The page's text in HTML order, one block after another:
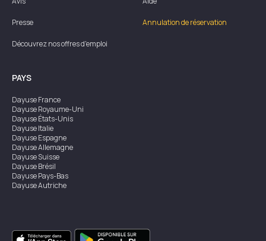
Presse
Découvrez nos offres d'emploi
Annulation de réservation
PAYS
DayuseFrance
DayuseRoyaume-Uni
DayuseÉtats-Unis
DayuseItalie
DayuseEspagne
DayuseAllemagne
DayuseSuisse
DayuseBrésil
DayusePays-Bas
DayuseAutriche
DayuseSingapour